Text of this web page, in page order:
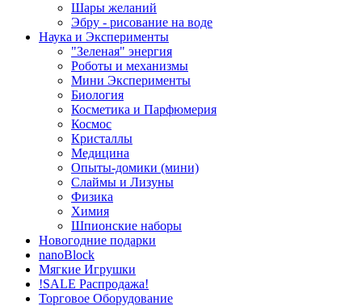
Шары желаний
Эбру - рисование на воде
Наука и Эксперименты
"Зеленая" энергия
Роботы и механизмы
Мини Эксперименты
Биология
Косметика и Парфюмерия
Космос
Кристаллы
Медицина
Опыты-домики (мини)
Слаймы и Лизуны
Физика
Химия
Шпионские наборы
Новогодние подарки
nanoBlock
Мягкие Игрушки
!SALE Распродажа!
Торговое Оборудование